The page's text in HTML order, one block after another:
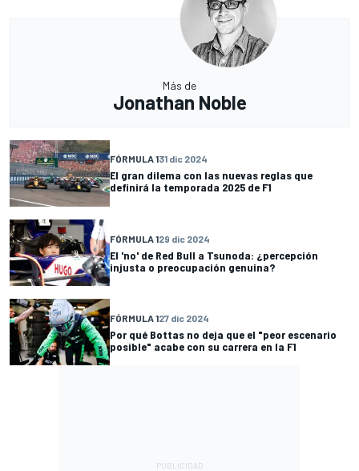
Más de
Jonathan Noble
FÓRMULA 131 dic 2024
El gran dilema con las nuevas reglas que
definirá la temporada 2025 de F1
FÓRMULA 129 dic 2024
El 'no' de Red Bull a Tsunoda: ¿percepción
injusta o preocupación genuina?
FÓRMULA 127 dic 2024
Por qué Bottas no deja que el "peor escenario
posible" acabe con su carrera en la F1